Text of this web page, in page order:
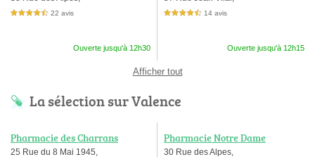
4,5 étoiles sur 5 22 avis
Ouverte jusqu'à 12h30
4,5 étoiles sur 5 14 avis
Ouverte jusqu'à 12h15
Afficher tout
La sélection sur Valence
Pharmacie des Charrans
25 Rue du 8 Mai 1945,
Pharmacie Notre Dame
30 Rue des Alpes,